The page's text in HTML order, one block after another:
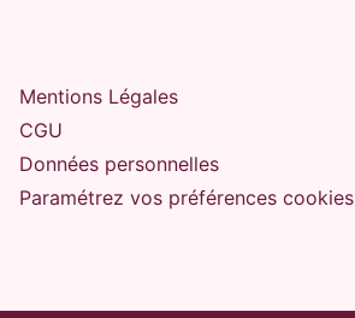
Mentions Légales
CGU
Données personnelles
Paramétrez vos préférences cookies